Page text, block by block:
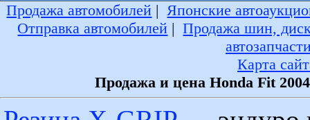
Продажа автомобилей | Японские
Отправка автомобилей |Продажа шин,
Карта
Продажа и цена Honda Fit